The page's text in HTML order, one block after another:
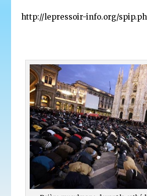
http://lepressoir-info.org/